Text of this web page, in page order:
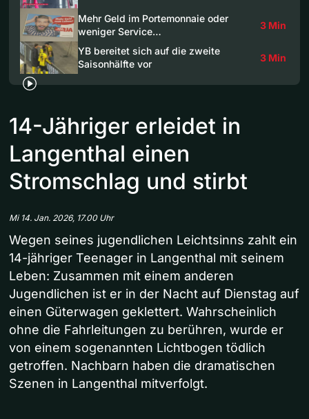
Mehr Geld im Portemonnaie oder
weniger Service…
3 Min
YB bereitet sich auf die zweite
Saisonhälfte vor
3 Min
14-Jähriger erleidet in
Langenthal einen
Stromschlag und stirbt
Mi 14. Jan. 2026, 17.00 Uhr
Wegen seines jugendlichen Leichtsinns zahlt ein
14-jähriger Teenager in Langenthal mit seinem
Leben: Zusammen mit einem anderen
Jugendlichen ist er in der Nacht auf Dienstag auf
einen Güterwagen geklettert. Wahrscheinlich
ohne die Fahrleitungen zu berühren, wurde er
von einem sogenannten Lichtbogen tödlich
getroffen. Nachbarn haben die dramatischen
Szenen in Langenthal mitverfolgt.